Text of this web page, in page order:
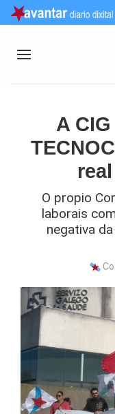
A
O propio
laborais
negativa